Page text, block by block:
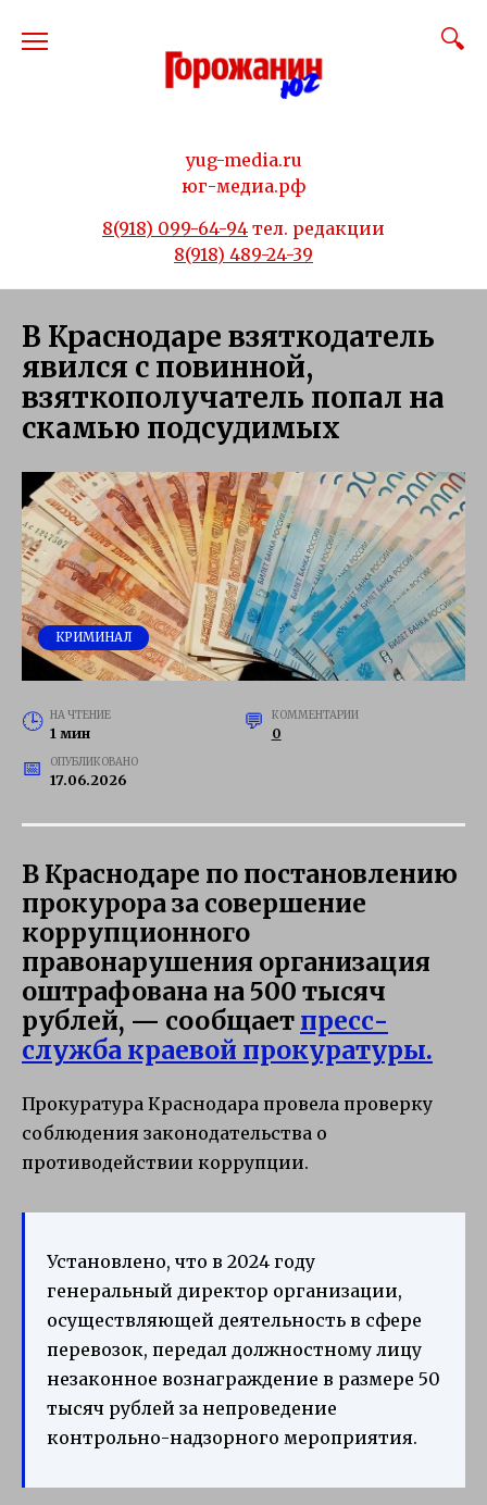
yug-media.ru
юг-медиа.рф
8(918) 099-64-94 тел. редакции
8(918) 489-24-39
В Краснодаре взяткодатель
явился с повинной,
взяткополучатель попал на
скамью подсудимых
КРИМИНАЛ
НА ЧТЕНИЕ
1 мин
КОММЕНТАРИИ
0
ОПУБЛИКОВАНО
17.06.2026
В Краснодаре по постановлению
прокурора за совершение
коррупционного
правонарушения организация
оштрафована на 500 тысяч
рублей, — сообщает пресс-
служба краевой прокуратуры.
Прокуратура Краснодара провела проверку
соблюдения законодательства о
противодействии коррупции.
Установлено, что в 2024 году
генеральный директор организации,
осуществляющей деятельность в сфере
перевозок, передал должностному лицу
незаконное вознаграждение в размере 50
тысяч рублей за непроведение
контрольно-надзорного мероприятия.